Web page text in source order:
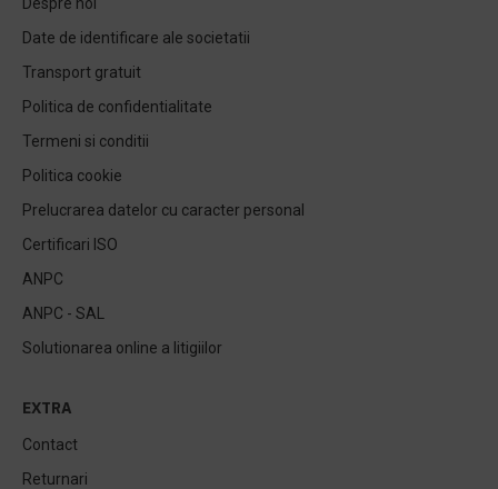
Date de identificare ale societatii
Transport gratuit
Politica de confidentialitate
Termeni si conditii
Politica cookie
Prelucrarea datelor cu caracter personal
Certificari ISO
ANPC
ANPC - SAL
Solutionarea online a litigiilor
EXTRA
Contact
Returnari